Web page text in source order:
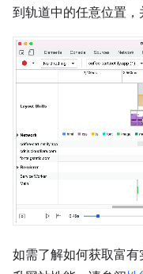
到轨道中的任意位置，
如需了解如何获取富